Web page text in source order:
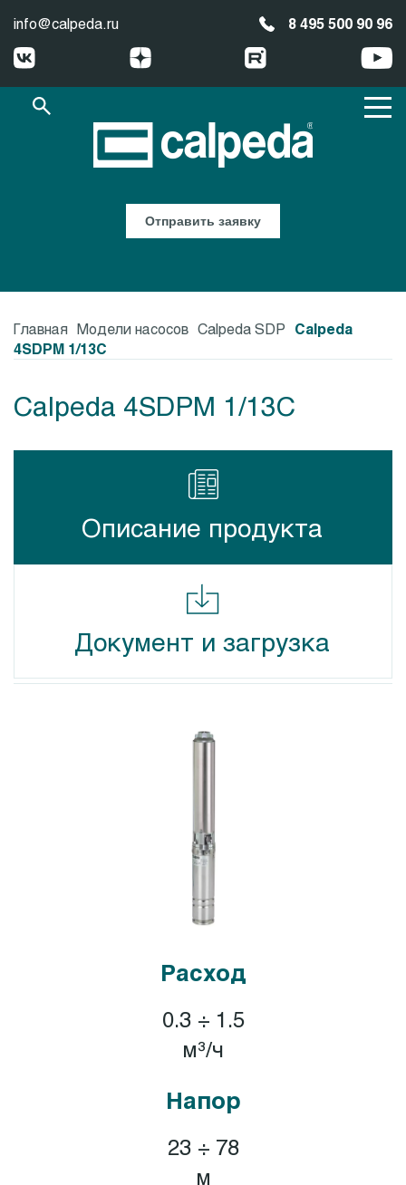
info@calpeda.ru 8 495 500 90 96
Отправить заявку
Главная Модели насосов Calpeda SDP
Calpeda
4SDPM 1/13C
Calpeda 4SDPM 1/13C
Описание продукта
Документ и загрузка
Расход
0.3 ÷ 1.5
м³/ч
Напор
23 ÷ 78
м